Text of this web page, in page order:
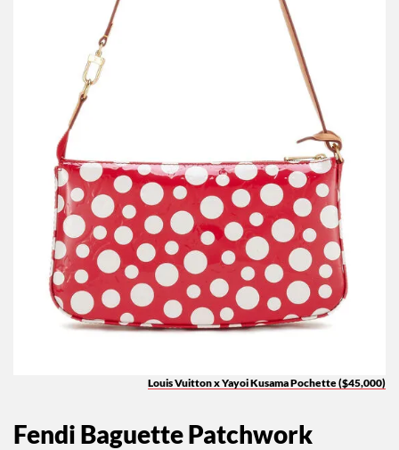
Louis Vuitton x Yayoi Kusama Pochette ($45,000)
Fendi Baguette Patchwork